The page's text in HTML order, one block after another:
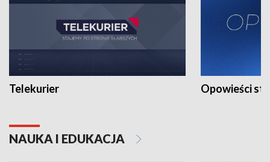
Telekurier Opowieści
NAUKA I EDUKACJA